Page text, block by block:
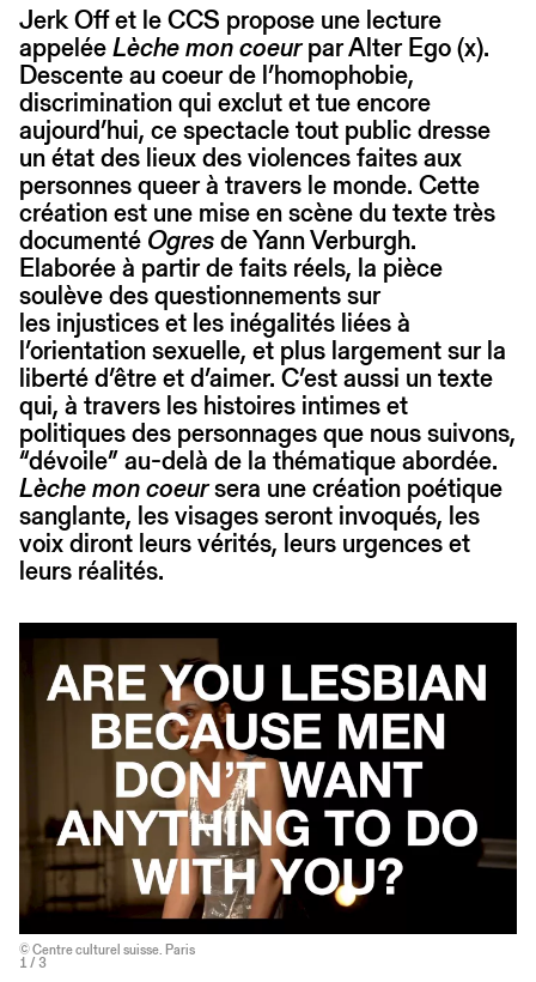
Jerk Off et le CCS propose une lecture
appeléeLèche mon coeurpar Alter Ego (x).
Descente au coeur de l’homophobie,
discrimination qui exclut et tue encore
aujourd’hui, ce spectacle tout public dresse
un état des lieux des violences faites aux
personnes queer à travers le monde. Cette
création est une mise en scène du texte très
documenté Ogresde Yann Verburgh.
Elaborée à partir de faits réels, la pièce
soulève des questionnements sur
les injustices et les inégalités liées à
l’orientation sexuelle, et plus largement sur la
liberté d’être et d’aimer. C’est aussi un texte
qui, à travers les histoires intimes et
politiques des personnages que nous suivons,
“dévoile” au-delà de la thématique abordée.
Lèche mon coeursera une création poétique
sanglante, les visages seront invoqués, les
voix diront leurs vérités, leurs urgences et
leurs réalités.
© Centre culturel suisse. Paris
1 / 3